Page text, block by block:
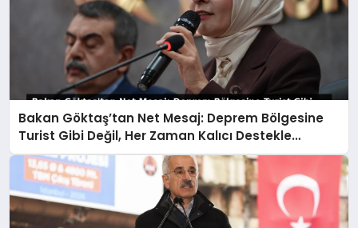
Bakan Göktaş’tan Net Mesaj: Deprem Bölgesine
Turist Gibi Değil, Her Zaman Kalıcı Destekle
Gidiyoruz!